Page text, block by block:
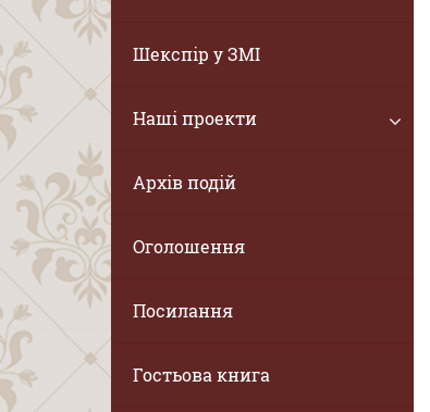
Шекспір у ЗМІ
Наші проекти
Архів подій
Оголошення
Посилання
Гостьова книга